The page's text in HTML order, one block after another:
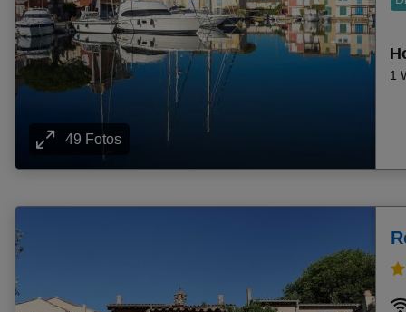
Pauschalangebot Porto Cristo
Pauschalangebot Llucmajor
Pauschalangebot St. Julian's
Pauschalangebot Santa Eularia (Santa Eulalia)
Pauschalangebot Sveti Vlas
Pauschalangebot Conil De La Frontera
49 Fotos
1